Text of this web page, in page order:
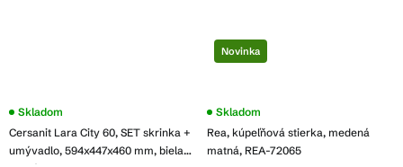
Cersanit Lara City 60, SET skrinka +
umývadlo, 594x447x460 mm, biela
Priemerné
produktu
je
Skladom
Novinka
Rea, kúpeľňová stierka, medená
matná, REA-72065
Skladom